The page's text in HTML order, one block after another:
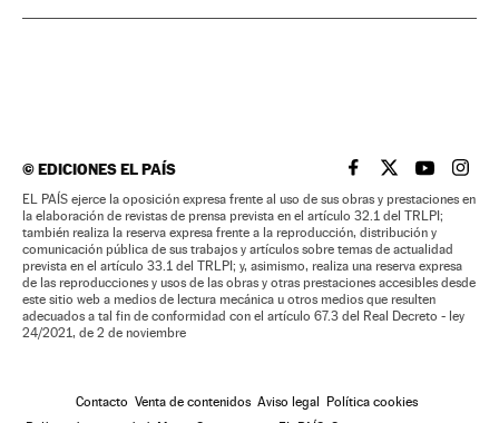
©EDICIONES EL PAÍS EL PAÍS BRASIL EN
EL PAÍSEL PAÍS
EL
EL PAÍS ejerce la oposición expresa frente al uso de sus obras y prestaciones en
la elaboración de revistas de prensa prevista en el artículo 32.1 del TRLPI;
también realiza la reserva expresa frente a la reproducción, distribución y
comunicación pública de sus trabajos y artículos sobre temas de actualidad
prevista en el artículo 33.1 del TRLPI; y, asimismo, realiza una reserva expresa
de las reproducciones y usos de las obras y otras prestaciones accesibles desde
este sitio web a medios de lectura mecánica u otros medios que resulten
adecuados a tal fin de conformidad con el artículo 67.3 del Real Decreto - ley
24/2021, de 2 de noviembre
Contacto Venta de contenidos Aviso legal
Política cookies